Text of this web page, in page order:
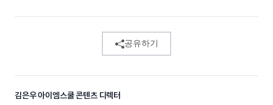
공유하기
김은우 아이엠스쿨 콘텐츠 디렉터